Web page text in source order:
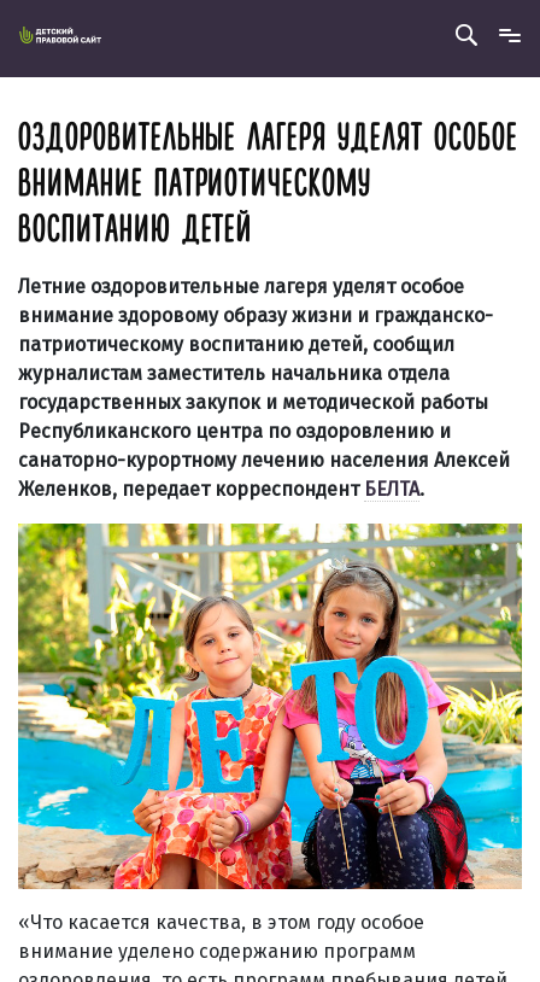
ОЗДОРОВИТЕЛЬНЫЕ ЛАГЕРЯ УДЕЛЯТ ОСОБОЕ
ВНИМАНИЕ ПАТРИОТИЧЕСКОМУ
ВОСПИТАНИЮ ДЕТЕЙ
Летние оздоровительные лагеря уделят особое
внимание здоровому образу жизни и гражданско-
патриотическому воспитанию детей, сообщил
журналистам заместитель начальника отдела
государственных закупок и методической работы
Республиканского центра по оздоровлению и
санаторно-курортному лечению населения Алексей
Желенков, передает корреспондент БЕЛТА.
«Что касается качества, в этом году особое
внимание уделено содержанию программ